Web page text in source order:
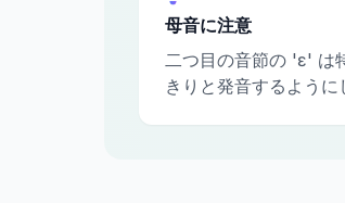
母音に注意
二つ目の音節の 'ɛ' は
きりと発音するように